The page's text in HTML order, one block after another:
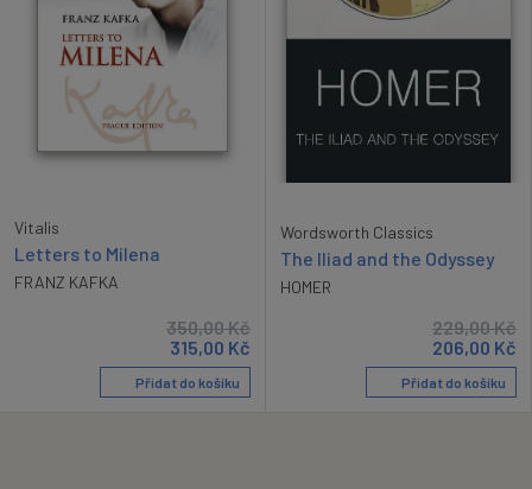
Vitalis
Letters to Milena
FRANZ KAFKA
350,00Kč
315,00 Kč
Přidat do košíku
Wordsworth Classics
The Iliad and the Odyssey
HOMER
229,00Kč
206,00 Kč
Přidat do košíku